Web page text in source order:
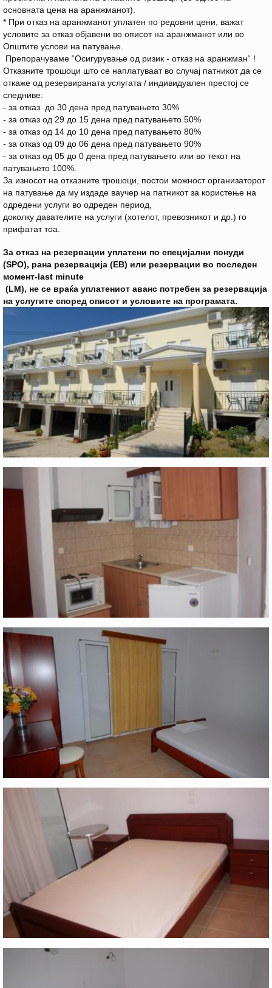
основната цена на аранжманот).
* При отказ на аранжманот уплатен по редовни цени, важат
условите за отказ објавени во описот на аранжманот или во
Општите услови на патување.
Препорачуваме “Осигурување од ризик - отказ на аранжман“ !
Отказните трошоци што се наплатуваат во случај патникот да се
откаже од резервираната услугата / индивидуален престој се
следниве:
- за отказ до 30 дена пред патувањето 30%
- за отказ од 29 до 15 дена пред патувањето 50%
- за отказ од 14 до 10 дена пред патувањето 80%
- за отказ од 09 до 06 дена пред патувањето 90%
- за отказ од 05 до 0 дена пред патувањето или во текот на
патувањето 100%.
За износот на отказните трошоци, постои можност организаторот
на патување да му издаде ваучер на патникот за користење на
одредени услуги во одреден период,
доколку давателите на услуги (хотелот, превозникот и др.) го
прифатат тоа.
За отказ на резервации уплатени по специјални понуди
(SPO), рана резервација (EB) или резервации во последен
момент-last minute
(LM), не се враќа уплатениот аванс потребен за резервација
на услугите според описот и условите на програмата.